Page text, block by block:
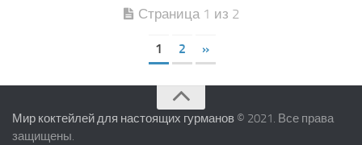
Страница 1 из 2
1 2 »
Мир коктейлей для настоящих гурманов © 2021. Все права
защищены.